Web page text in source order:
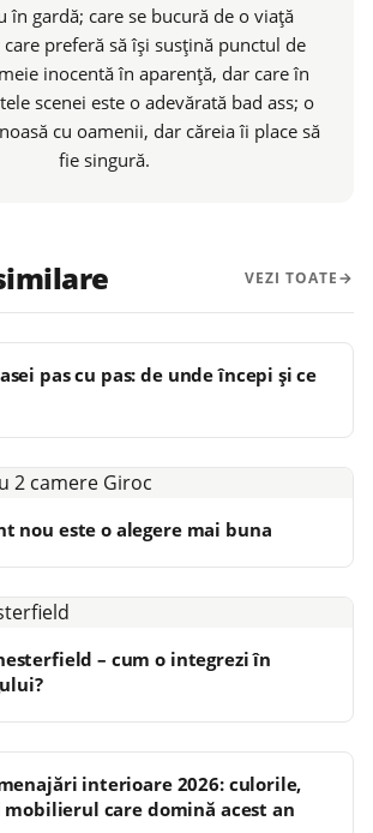
în gardă; care se bucură de o viaţă
preferă să îşi susţină punctul de
inocentă în aparenţă, dar care în
scenei este o adevărată bad ass; o
cu oamenii, dar căreia îi place să
fie singură.
VEZI TOATE
pas cu pas: de unde începi și ce
nou este o alegere mai buna
– cum o integrezi în
interioare 2026: culorile,
care domină acest an